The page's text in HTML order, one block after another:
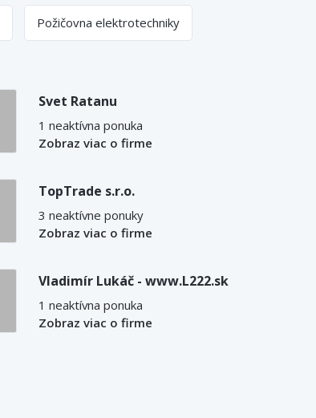
Požičovna elektrotechniky
Svet Ratanu
1 neaktívna ponuka
Zobraz viac o firme
TopTrade s.r.o.
3 neaktívne ponuky
Zobraz viac o firme
Vladimír Lukáč - www.L222.sk
1 neaktívna ponuka
Zobraz viac o firme